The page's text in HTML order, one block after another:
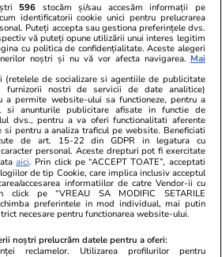
17:01
trei feluri de
familie,
băuturi, în cel
turistic din
Lifestyle
Unde se
Elveția:
cinci
de peste un
elvețieni
01 aug.
la presa
596 stocăm și/sau accesăm informații pe
identificatorii cookie unici pentru prelucrarea
Puteți accepta sau gestiona preferințele dvs.
vă puteți opune utilizării unui interes legitim
cu politica de confidențialitate. Aceste alegeri
noștri și nu vă vor afecta navigarea. Mai
(retelele de socializare si agentiile de publicitate
furnizorii nostri de servicii de date analitice)
a permite website-ului sa functioneze, pentru a
si anunturile publicitare afisate in functie de
dvs., pentru a va oferi functionalitati aferente
si pentru a analiza traficul pe website. Beneficiati
de art. 15-22 din GDPR in legatura cu
personal. Aceste drepturi pot fi exercitate
aici. Prin click pe “ACCEPT TOATE”, acceptati
de tip Cookie, care implica inclusiv acceptul
accesarea informatiilor de catre Vendor-ii cu
click pe “VREAU SA MODIFIC SETARILE
preferintele in mod individual, mai putin
necesare pentru functionarea website-ului.
noștri prelucrăm datele pentru a oferi:
reclamelor. Utilizarea profilurilor pentru